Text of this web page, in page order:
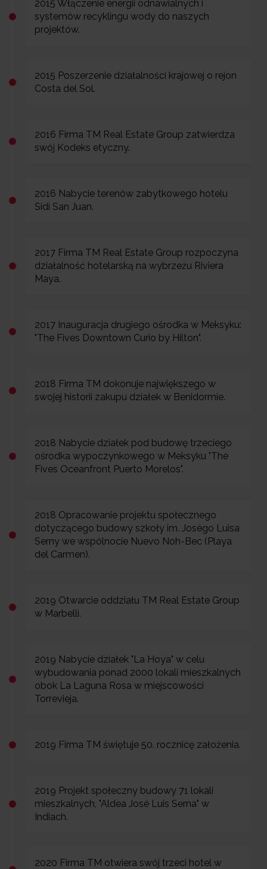
2015 Włączenie energii odnawialnych i
systemów recyklingu wody do naszych
projektów.
2015 Poszerzenie działalności krajowej o rejon
Costa del Sol.
2016 Firma TM Real Estate Group zatwierdza
swój Kodeks etyczny.
2016 Nabycie terenów zabytkowego hotelu
Sidi San Juan.
2017 Firma TM Real Estate Group rozpoczyna
działalność hotelarską na wybrzeżu Riviera
Maya.
2017 Inauguracja drugiego ośrodka w Meksyku:
"The Fives Downtown Curio by Hilton".
2018 Firma TM dokonuje największego w
swojej historii zakupu działek w Benidormie.
2018 Nabycie działek pod budowę trzeciego
ośrodka wypoczynkowego w Meksyku "The
Fives Oceanfront Puerto Morelos".
2018 Opracowanie projektu społecznego
dotyczącego budowy szkoły im. Joségo Luisa
Serny we wspólnocie Nuevo Noh-Bec (Playa
del Carmen).
2019 Otwarcie oddziału TM Real Estate Group
w Marbelli.
2019 Nabycie działek "La Hoya" w celu
wybudowania ponad 2000 lokali mieszkalnych
obok La Laguna Rosa w miejscowości
Torrevieja.
2019 Firma TM świętuje 50. rocznicę założenia.
2019 Projekt społeczny budowy 71 lokali
mieszkalnych, "Aldea José Luis Serna" w
Indiach.
2020 Firma TM otwiera swój trzeci hotel w